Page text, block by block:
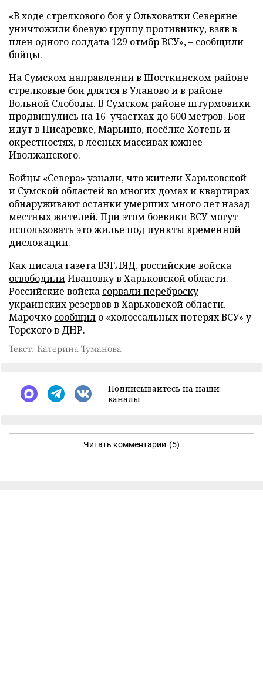
«В ходе стрелкового боя у Ольховатки Северяне
уничтожили боевую группу противнику, взяв в
плен одного солдата 129 отмбр ВСУ», – сообщили
бойцы.
На Сумском направлении в Шосткинском районе
стрелковые бои длятся в Уланово и в районе
Вольной Слободы. В Сумском районе штурмовики
продвинулись на 16 участках до 600 метров. Бои
идут в Писаревке, Марьино, посёлке Хотень и
окрестностях, в лесных массивах южнее
Иволжанского.
Бойцы «Севера» узнали, что жители Харьковской
и Сумской областей во многих домах и квартирах
обнаруживают останки умерших много лет назад
местных жителей. При этом боевики ВСУ могут
использовать это жилье под пункты временной
дислокации.
Как писала газета ВЗГЛЯД, российские войска
освободилиИвановку в Харьковской области.
Российские войска сорвали переброску
украинских резервов в Харьковской области.
Марочко сообщил о «колоссальных потерях ВСУ» у
Торского в ДНР.
Текст: Катерина Туманова
Подписывайтесь на наши
каналы
Читать комментарии (5)